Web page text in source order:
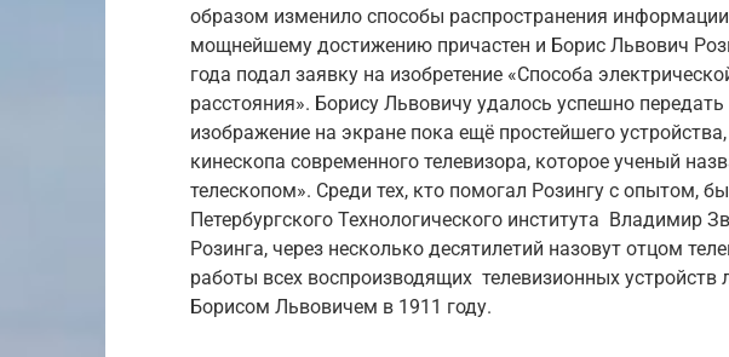
образом изменило способы распространения
мощнейшему достижению причастен и Борис Львович
года подал заявку на изобретение «Способа
расстояния». Борису Львовичу удалось успешно
изображение на экране пока ещё простейшего
кинескопа современного телевизора, которое ученый
телескопом». Среди тех, кто помогал Розингу с опытом,
Петербургского Технологического института Владимир
Розинга, через несколько десятилетий назовут отцом
работы всех воспроизводящих телевизионных
Борисом Львовичем в 1911 году.